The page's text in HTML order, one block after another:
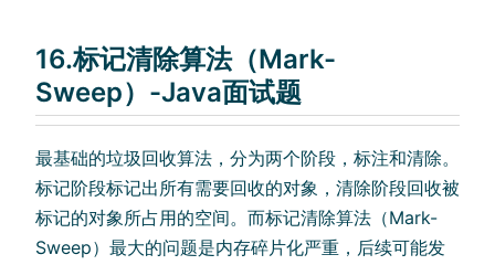
16.标记清除算法（Mark-
Sweep）-Java面试题
最基础的垃圾回收算法，分为两个阶段，标注和清除。
标记阶段标记出所有需要回收的对象，清除阶段回收被
标记的对象所占用的空间。而标记清除算法（Mark-
Sweep）最大的问题是内存碎片化严重，后续可能发